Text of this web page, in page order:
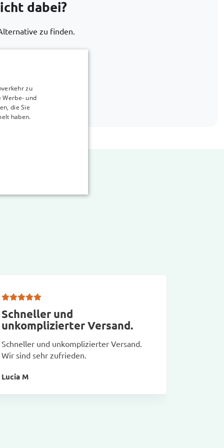
dabei?
zu finden.
bags.com
Schneller und
unkomplizierter Versand.
Schneller und unkomplizierter Versand.
Wir sind sehr zufrieden.
Lucia M
zu
Werbe- und
die Sie
haben.